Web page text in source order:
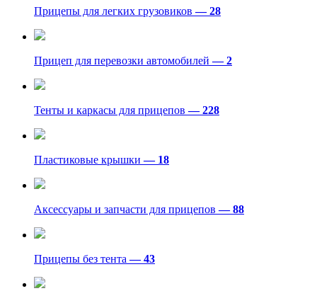
Прицепы для легких грузовиков— 28
Прицеп для перевозки автомобилей— 2
Тенты и каркасы для прицепов— 228
Пластиковые крышки— 18
Аксессуары и запчасти для прицепов— 88
Прицепы без тента— 43